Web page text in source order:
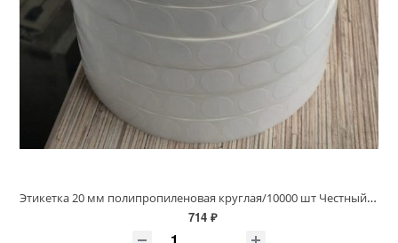
Этикетка 20 мм полипропиленовая круглая/10000 шт Честный знак, втулка 40/76 мм, Белая Глянец (d20 PP)
714 ₽